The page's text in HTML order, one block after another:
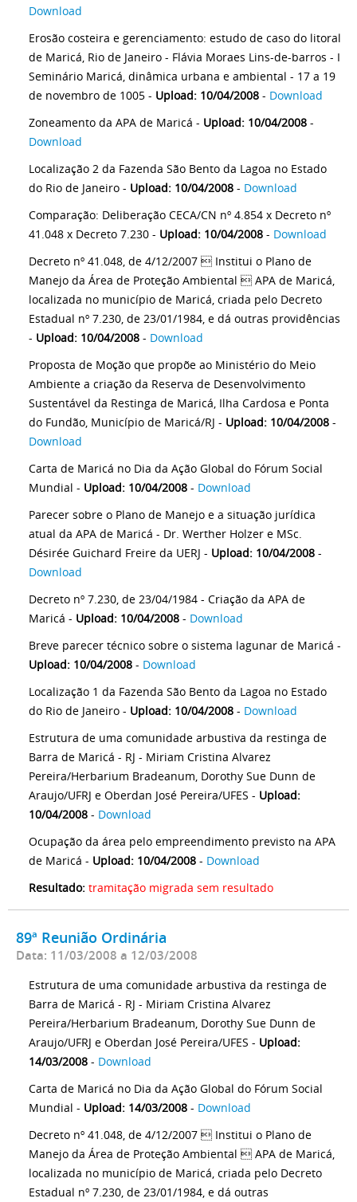
Download
Erosão costeira e gerenciamento: estudo de caso do litoral
de Maricá, Rio de Janeiro - Flávia Moraes Lins-de-barros - I
Seminário Maricá, dinâmica urbana e ambiental - 17 a 19
de novembro de 1005 - Upload: 10/04/2008 - Download
Zoneamento da APA de Maricá - Upload: 10/04/2008 -
Download
Localização 2 da Fazenda São Bento da Lagoa no Estado
do Rio de Janeiro - Upload: 10/04/2008 - Download
Comparação: Deliberação CECA/CN nº 4.854 x Decreto nº
41.048 x Decreto 7.230 - Upload: 10/04/2008 - Download
Decreto nº 41.048, de 4/12/2007  Institui o Plano de
Manejo da Área de Proteção Ambiental  APA de Maricá,
localizada no município de Maricá, criada pelo Decreto
Estadual nº 7.230, de 23/01/1984, e dá outras providências
- Upload: 10/04/2008 - Download
Proposta de Moção que propõe ao Ministério do Meio
Ambiente a criação da Reserva de Desenvolvimento
Sustentável da Restinga de Maricá, Ilha Cardosa e Ponta
do Fundão, Município de Maricá/RJ - Upload: 10/04/2008 -
Download
Carta de Maricá no Dia da Ação Global do Fórum Social
Mundial - Upload: 10/04/2008 - Download
Parecer sobre o Plano de Manejo e a situação jurídica
atual da APA de Maricá - Dr. Werther Holzer e MSc.
Désirée Guichard Freire da UERJ - Upload: 10/04/2008 -
Download
Decreto nº 7.230, de 23/04/1984 - Criação da APA de
Maricá - Upload: 10/04/2008 - Download
Breve parecer técnico sobre o sistema lagunar de Maricá -
Upload: 10/04/2008 - Download
Localização 1 da Fazenda São Bento da Lagoa no Estado
do Rio de Janeiro - Upload: 10/04/2008 - Download
Estrutura de uma comunidade arbustiva da restinga de
Barra de Maricá - RJ - Miriam Cristina Alvarez
Pereira/Herbarium Bradeanum, Dorothy Sue Dunn de
Araujo/UFRJ e Oberdan José Pereira/UFES - Upload:
10/04/2008 - Download
Ocupação da área pelo empreendimento previsto na APA
de Maricá - Upload: 10/04/2008 - Download
Resultado: tramitação migrada sem resultado
89ª Reunião Ordinária
Data: 11/03/2008 a 12/03/2008
Estrutura de uma comunidade arbustiva da restinga de
Barra de Maricá - RJ - Miriam Cristina Alvarez
Pereira/Herbarium Bradeanum, Dorothy Sue Dunn de
Araujo/UFRJ e Oberdan José Pereira/UFES - Upload:
14/03/2008 - Download
Carta de Maricá no Dia da Ação Global do Fórum Social
Mundial - Upload: 14/03/2008 - Download
Decreto nº 41.048, de 4/12/2007  Institui o Plano de
Manejo da Área de Proteção Ambiental  APA de Maricá,
localizada no município de Maricá, criada pelo Decreto
Estadual nº 7.230, de 23/01/1984, e dá outras